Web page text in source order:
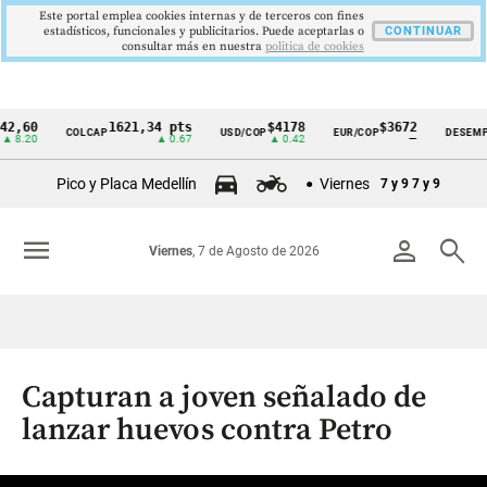
Cintillo
Colombia
COLCAP1621,34 pts USD/COP$4178
▲ 0.42
EUR/COP$3672
—
DESEMPLEO
▼
Pico y Placa Medellín Viernes 7 y 9 7 y 9
person search
Viernes, 7 de Agosto de 2026
menu
Capturan a joven señalado de
lanzar huevos contra Petro
Este portal emplea cookies internas y de terceros con fines
estadísticos, funcionales y publicitarios. Puede aceptarlas o
consultar más en nuestra politica de cookies
CONTINUAR